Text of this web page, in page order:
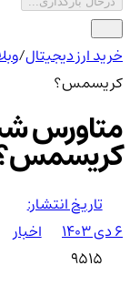
خرید ارز دیجیتال/
کریسمس؟
متاورس
کریسمس؟
تاریخ انتشار:
۶ دی ۱۴۰۳
اخبار
9515